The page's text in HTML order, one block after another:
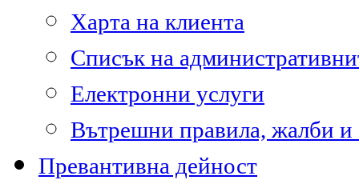
Харта на клиента
Списък на
Електронни услуги
Вътрешни правила, жалби и
Превантивна дейност